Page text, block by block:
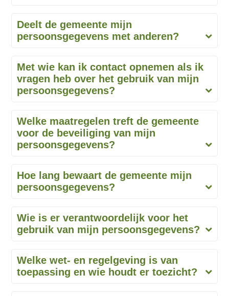
Deelt de gemeente mijn
persoonsgegevens met anderen?
Met wie kan ik contact opnemen als ik
vragen heb over het gebruik van mijn
persoonsgegevens?
Welke maatregelen treft de gemeente
voor de beveiliging van mijn
persoonsgegevens?
Hoe lang bewaart de gemeente mijn
persoonsgegevens?
Wie is er verantwoordelijk voor het
gebruik van mijn persoonsgegevens?
Welke wet- en regelgeving is van
toepassing en wie houdt er toezicht?